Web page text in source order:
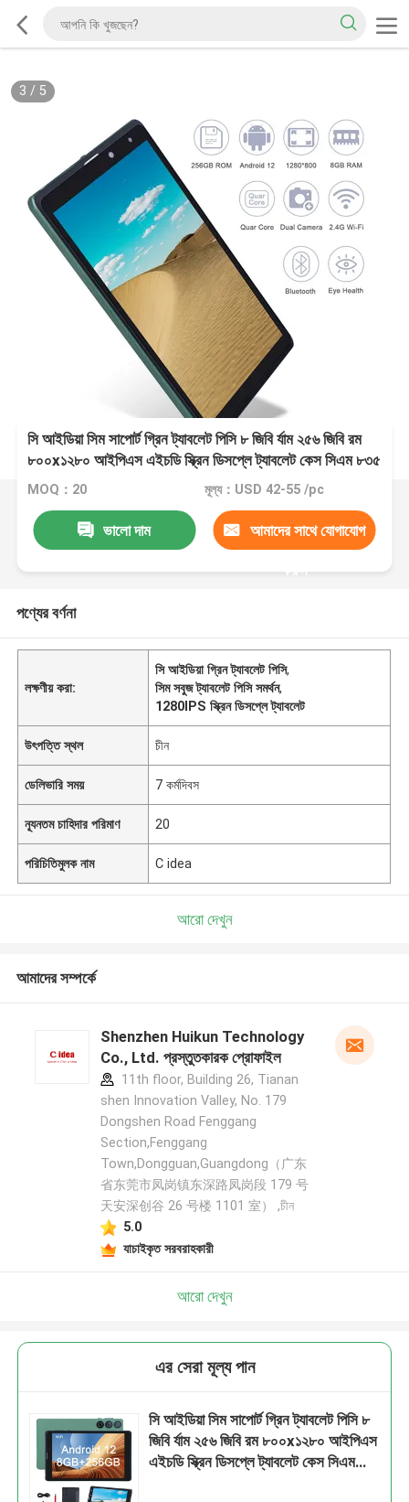
3 / 5
সি আইডিয়া সিম সাপোর্ট গ্রিন ট্যাবলেট পিসি ৮ জিবি র্যাম ২৫৬ জিবি রম
৮০০x১২৮০ আইপিএস এইচডি স্ক্রিন ডিসপ্লে ট্যাবলেট কেস সিএম ৮৩৫
সহ
MOQ：20 মূল্য：USD 42-55 /pc
ভালো দাম আমাদের সাথে যোগাযোগ
করুন
পণ্যের বর্ণনা
লক্ষণীয় করা:
সি আইডিয়া গ্রিন ট্যাবলেট পিসি,
সিম সবুজ ট্যাবলেট পিসি সমর্থন,
1280IPS স্ক্রিন ডিসপ্লে ট্যাবলেট
উৎপত্তি স্থল চীন
ডেলিভারি সময় 7 কর্মদিবস
ন্যূনতম চাহিদার পরিমাণ 20
পরিচিতিমুলক নাম C idea
আরো দেখুন
আমাদের সম্পর্কে
Shenzhen Huikun Technology
Co., Ltd. প্রস্তুতকারক প্রোফাইল
11th floor, Building 26, Tianan
shen Innovation Valley, No. 179
Dongshen Road Fenggang
Section,Fenggang
Town,Dongguan,Guangdong（广东
省东莞市凤岗镇东深路凤岗段 179 号
天安深创谷 26 号楼 1101 室） ,চীন
5.0
যাচাইকৃত সরবরাহকারী
আরো দেখুন
এর সেরা মূল্য পান
সি আইডিয়া সিম সাপোর্ট গ্রিন ট্যাবলেট পিসি ৮
জিবি র্যাম ২৫৬ জিবি রম ৮০০x১২৮০ আইপিএস
এইচডি স্ক্রিন ডিসপ্লে ট্যাবলেট কেস সিএম